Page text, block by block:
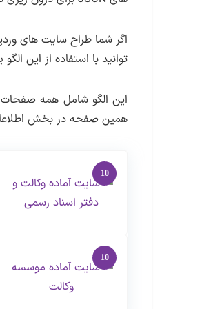
اگر شما طراح سایت های
توانید با استفاده از این
این الگو شامل همه
همین صفحه در بخش
10
10